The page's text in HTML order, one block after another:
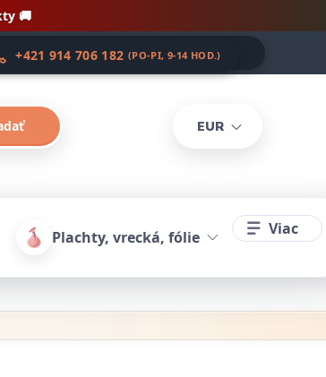
🚚
EUR
+421 914 706 182 (PO-PI, 9-14 HOD.)
Plachty, vrecká, fólie Viac